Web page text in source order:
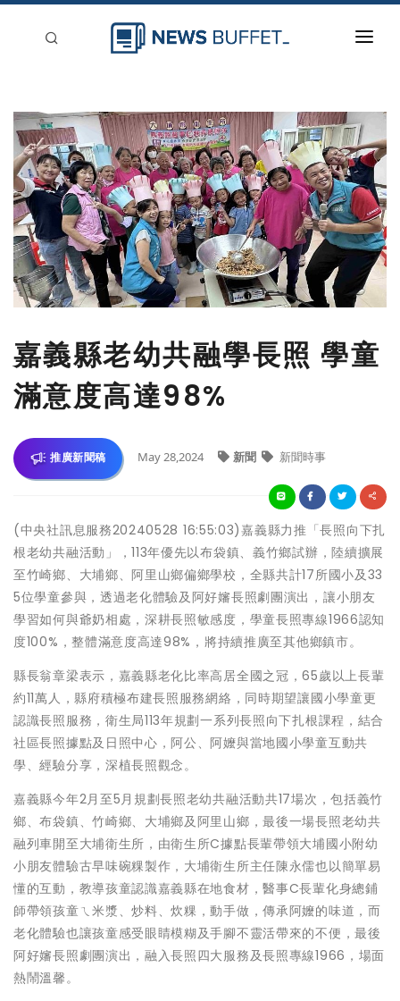
新聞稿分類
登入
刊登
嘉義縣老幼共融學長照 學童
滿意度高達98%
推廣新聞稿 May 28,2024 新聞 新聞時事
(中央社訊息服務20240528 16:55:03)嘉義縣力推「長照向下扎
根老幼共融活動」，113年優先以布袋鎮、義竹鄉試辦，陸續擴展
至竹崎鄉、大埔鄉、阿里山鄉偏鄉學校，全縣共計17所國小及33
5位學童參與，透過老化體驗及阿好嬸長照劇團演出，讓小朋友
學習如何與爺奶相處，深耕長照敏感度，學童長照專線1966認知
度100%，整體滿意度高達98%，將持續推廣至其他鄉鎮市。
縣長翁章梁表示，嘉義縣老化比率高居全國之冠，65歲以上長輩
約11萬人，縣府積極布建長照服務網絡，同時期望讓國小學童更
認識長照服務，衛生局113年規劃一系列長照向下扎根課程，結合
社區長照據點及日照中心，阿公、阿嬤與當地國小學童互動共
學、經驗分享，深植長照觀念。
嘉義縣今年2月至5月規劃長照老幼共融活動共17場次，包括義竹
鄉、布袋鎮、竹崎鄉、大埔鄉及阿里山鄉，最後一場長照老幼共
融列車開至大埔衛生所，由衛生所C據點長輩帶領大埔國小附幼
小朋友體驗古早味碗粿製作，大埔衛生所主任陳永儒也以簡單易
懂的互動，教導孩童認識嘉義縣在地食材，醫事C長輩化身總鋪
師帶領孩童ㄟ米漿、炒料、炊粿，動手做，傳承阿嬤的味道，而
老化體驗也讓孩童感受眼睛模糊及手腳不靈活帶來的不便，最後
阿好嬸長照劇團演出，融入長照四大服務及長照專線1966，場面
熱鬧溫馨。